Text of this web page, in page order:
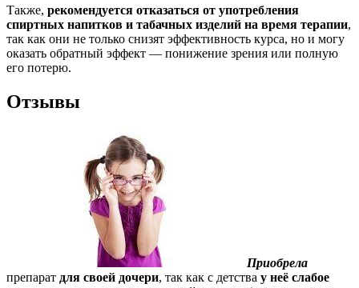
Также, рекомендуется отказаться от употребления
спиртных напитков и табачных изделий на время терапии,
так как они не только снизят эффективность курса, но и могу
оказать обратный эффект — понижение зрения или полную
его потерю.
Отзывы
Приобрела
препарат для своей дочери, так как с детства у неё слабое